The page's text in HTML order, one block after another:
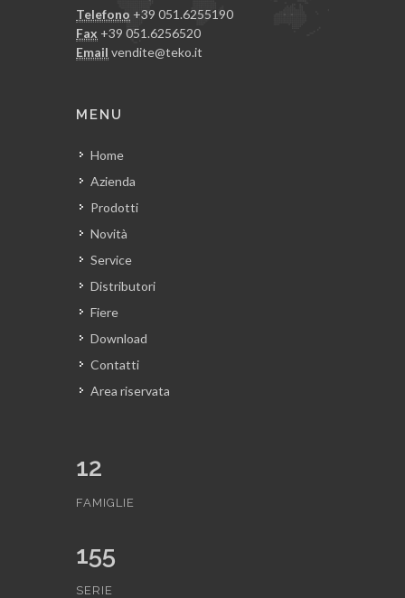
Telefono +39 051.6255190
Fax +39 051.6256520
Email vendite@teko.it
MENU
Home
Azienda
Prodotti
Novità
Service
Distributori
Fiere
Download
Contatti
Area riservata
12
FAMIGLIE
155
SERIE